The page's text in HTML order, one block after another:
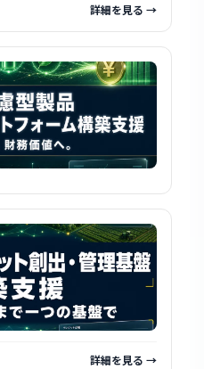
詳細を見る →
詳細を見る →